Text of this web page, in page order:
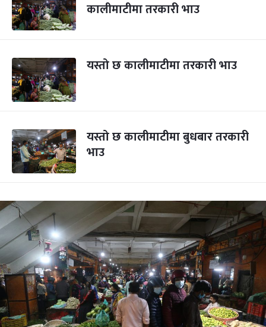
कालीमाटीमा तरकारी भाउ
यस्तो छ कालीमाटीमा तरकारी भाउ
यस्तो छ कालीमाटीमा बुधबार तरकारी
भाउ